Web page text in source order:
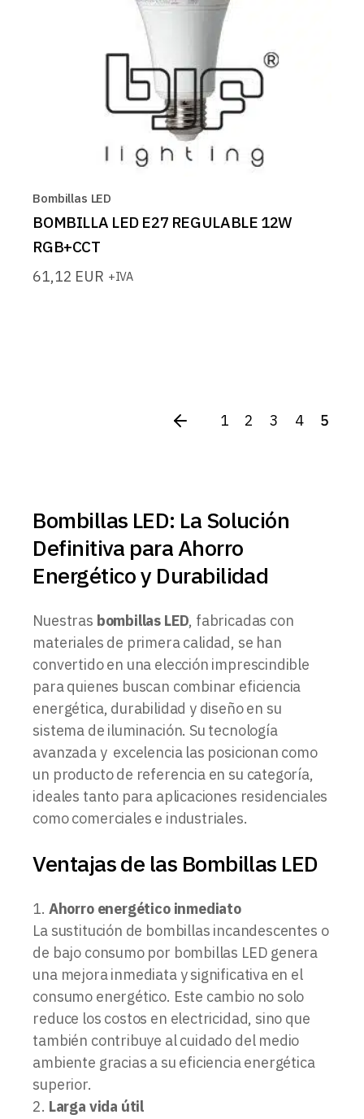
Bombillas LED
BOMBILLA LED E27 REGULABLE 12W
RGB+CCT
61,12 EUR +IVA
1 2 3 4 5
Bombillas LED: La Solución
Definitiva para Ahorro
Energético y Durabilidad
Nuestras bombillas LED, fabricadas con
materiales de primera calidad, se han
convertido en una elección imprescindible
para quienes buscan combinar eficiencia
energética, durabilidad y diseño en su
sistema de iluminación. Su tecnología
avanzada y excelencia las posicionan como
un producto de referencia en su categoría,
ideales tanto para aplicaciones residenciales
como comerciales e industriales.
Ventajas de las Bombillas LED
Ahorro energético inmediato
La sustitución de bombillas incandescentes o
de bajo consumo por bombillas LED genera
una mejora inmediata y significativa en el
consumo energético. Este cambio no solo
reduce los costos en electricidad, sino que
también contribuye al cuidado del medio
ambiente gracias a su eficiencia energética
superior.
Larga vida útil